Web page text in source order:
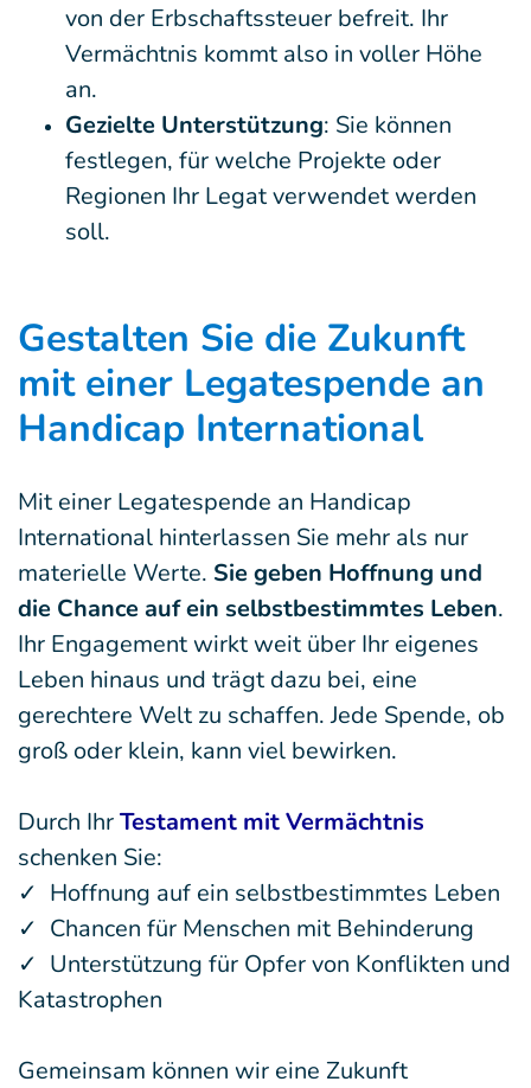
von der Erbschaftssteuer befreit. Ihr
Vermächtnis kommt also in voller Höhe
an.
Gezielte Unterstützung: Sie können
festlegen, für welche Projekte oder
Regionen Ihr Legat verwendet werden
soll.
Gestalten Sie die Zukunft
mit einer Legatespende an
Handicap International
Mit einer Legatespende an Handicap
International hinterlassen Sie mehr als nur
materielle Werte. Sie geben Hoffnung und
die Chance auf ein selbstbestimmtes Leben.
Ihr Engagement wirkt weit über Ihr eigenes
Leben hinaus und trägt dazu bei, eine
gerechtere Welt zu schaffen. Jede Spende, ob
groß oder klein, kann viel bewirken.
Durch IhrTestament mit Vermächtnis
schenken Sie:
✓ Hoffnung auf ein selbstbestimmtes Leben
✓ Chancen für Menschen mit Behinderung
✓ Unterstützung für Opfer von Konflikten und
Katastrophen
Gemeinsam können wir eine Zukunft